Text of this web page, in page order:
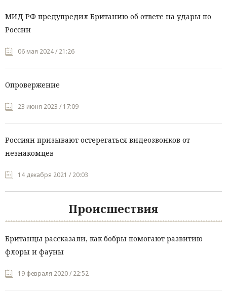
МИД РФ предупредил Британию об ответе на удары по
России
06 мая 2024 / 21:26
Опровержение
23 июня 2023 / 17:09
Россиян призывают остерегаться видеозвонков от
незнакомцев
14 декабря 2021 / 20:03
Происшествия
Британцы рассказали, как бобры помогают развитию
флоры и фауны
19 февраля 2020 / 22:52